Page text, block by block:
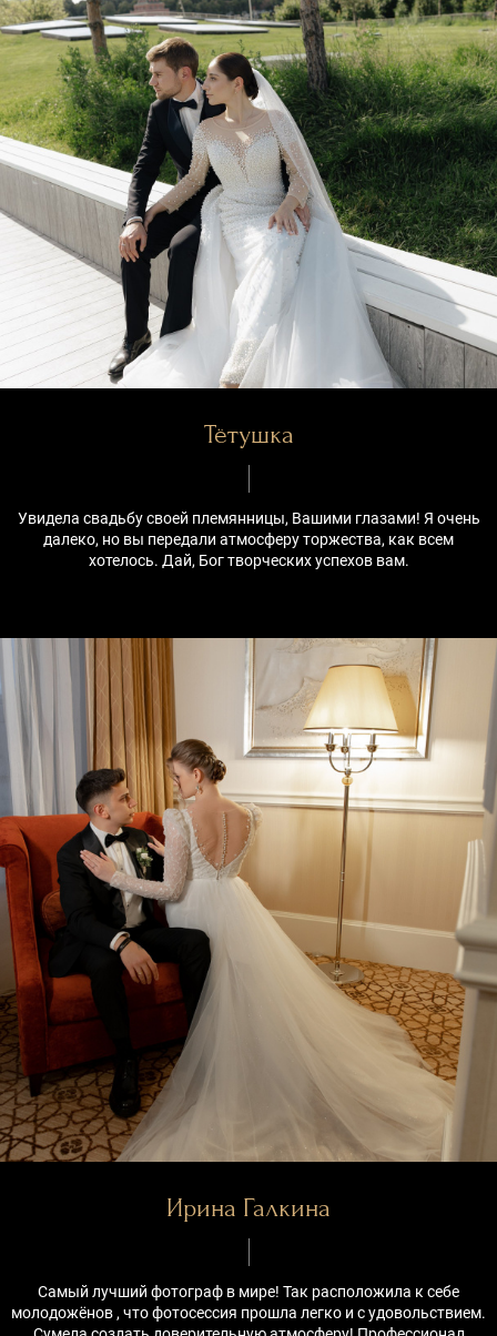
Тётушка
Увидела свадьбу своей племянницы, Вашими глазами! Я очень
далеко, но вы передали атмосферу торжества, как всем
хотелось. Дай, Бог творческих успехов вам.
Ирина Галкина
Самый лучший фотограф в мире! Так расположила к себе
молодожёнов , что фотосессия прошла легко и с удовольствием.